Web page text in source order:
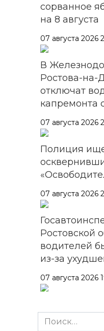
сорванное
на 8 августа
07 августа 2026
В
Ростова-на-
отключат
капремонта
07 августа 2026
Полиция
07 августа 2026
Ростовской
водителей
из-за
07 августа 2026
и турниры:
Search